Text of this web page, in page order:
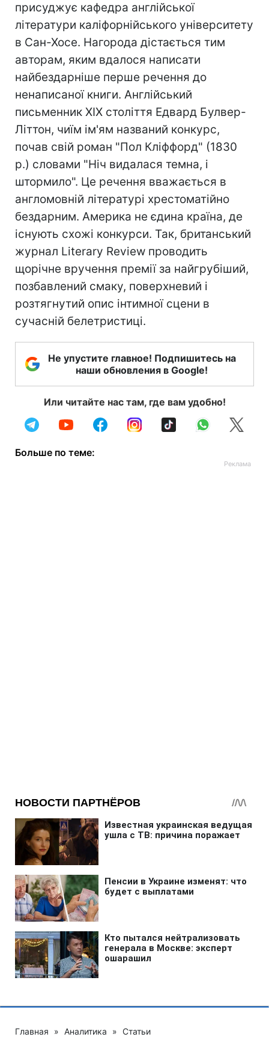
присуджує кафедра англійської
літератури каліфорнійського університету
в Сан-Хосе. Нагорода дістається тим
авторам, яким вдалося написати
найбездарніше перше речення до
ненаписаної книги. Англійський
письменник XIX століття Едвард Булвер-
Літтон, чиїм ім'ям названий конкурс,
почав свій роман "Пол Кліффорд" (1830
р.) словами "Ніч видалася темна, і
штормило". Це речення вважається в
англомовній літературі хрестоматійно
бездарним. Америка не єдина країна, де
існують схожі конкурси. Так, британський
журнал Literary Review проводить
щорічне вручення премії за найгрубіший,
позбавлений смаку, поверхневий і
розтягнутий опис інтимної сцени в
сучасній белетристиці.
Не упустите главное! Подпишитесь на
наши обновления в Google!
Или читайте нас там, где вам удобно!
Больше по теме:
Главная » Аналитика » Статьи